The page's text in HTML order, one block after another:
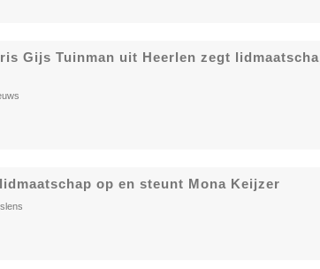
Gijs Tuinman uit Heerlen zegt
op en steunt Mona Keijzer